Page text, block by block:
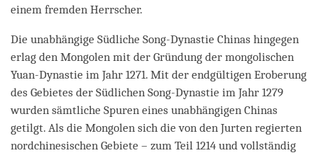
einem fremden Herrscher.
Die unabhängige Südliche Song-Dynastie Chinas hingegen
erlag den Mongolen mit der Gründung der mongolischen
Yuan-Dynastie im Jahr 1271. Mit der endgültigen Eroberung
des Gebietes der Südlichen Song-Dynastie im Jahr 1279
wurden sämtliche Spuren eines unabhängigen Chinas
getilgt. Als die Mongolen sich die von den Jurten regierten
nordchinesischen Gebiete – zum Teil 1214 und vollständig